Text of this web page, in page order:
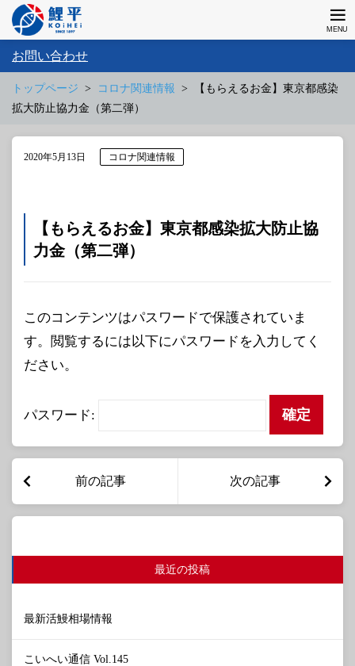
お問い合わせ
トップページ コロナ関連情報
【もらえるお金】東京都感染
拡大防止協力金（第二弾）
2020年5月13日 コロナ関連情報
【もらえるお金】東京都感染拡大防止協
力金（第二弾）
このコンテンツはパスワードで保護されていま
す。閲覧するには以下にパスワードを入力してく
ださい。
パスワード:
前の記事 次の記事
最近の投稿
最新活鰻相場情報
こいへい通信 Vol.145